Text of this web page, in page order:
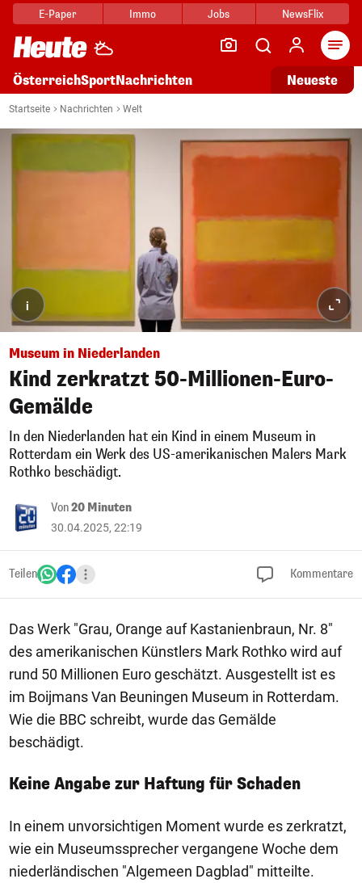
E-Paper Immo Jobs NewsFlix
ÖsterreichSportNachrichten Neueste
Startseite Nachrichten Welt
i
Museum in Niederlanden
Kind zerkratzt 50-Millionen-Euro-
Gemälde
In den Niederlanden hat ein Kind in einem Museum in
Rotterdam ein Werk des US-amerikanischen Malers Mark
Rothko beschädigt.
Von20 Minuten
30.04.2025, 22:19
Teilen Kommentare
Das Werk "Grau, Orange auf Kastanienbraun, Nr. 8"
des amerikanischen Künstlers Mark Rothko wird auf
rund 50 Millionen Euro geschätzt. Ausgestellt ist es
im Boijmans Van Beuningen Museum in Rotterdam.
Wie die BBC schreibt, wurde das Gemälde
beschädigt.
Keine Angabe zur Haftung für Schaden
In einem unvorsichtigen Moment wurde es zerkratzt,
wie ein Museumssprecher vergangene Woche dem
niederländischen "Algemeen Dagblad" mitteilte.